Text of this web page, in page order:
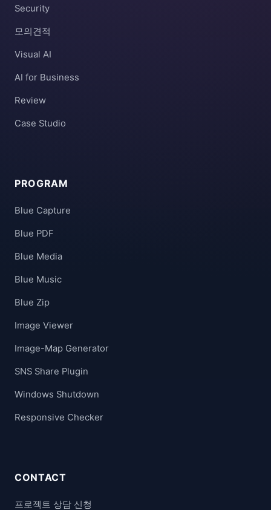
Security
모의견적
Visual AI
AI for Business
Review
Case Studio
PROGRAM
Blue Capture
Blue PDF
Blue Media
Blue Music
Blue Zip
Image Viewer
Image-Map Generator
SNS Share Plugin
Windows Shutdown
Responsive Checker
CONTACT
프로젝트 상담 신청